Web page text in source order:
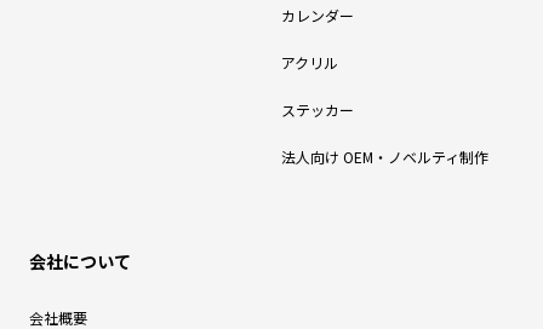
カレンダー
アクリル
ステッカー
法人向け OEM・ノベルティ制作
会社について
会社概要